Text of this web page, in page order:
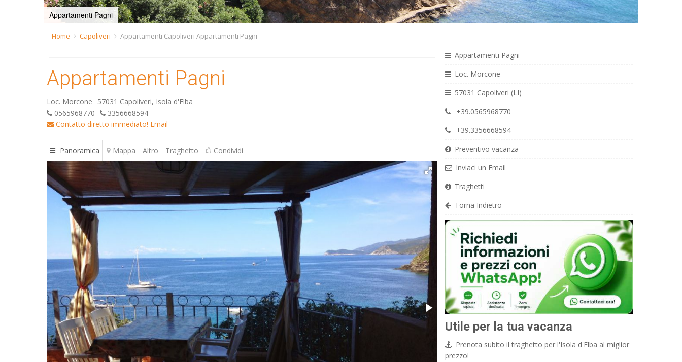
Appartamenti Pagni
Home Capoliveri Appartamenti Capoliveri Appartamenti Pagni
Appartamenti Pagni
Loc. Morcone
57031 Capoliveri, Isola d'Elba
0565968770
3356668594
Contatto diretto immediato! Email
Panoramica Mappa Altro Traghetto Condividi
Appartamenti Pagni
Loc. Morcone
57031 Capoliveri (LI)
+39.0565968770
+39.3356668594
Preventivo vacanza
Inviaci un Email
Traghetti
Torna Indietro
Utile per la tua vacanza
Prenota subito il traghetto per l'Isola d'Elba al miglior
prezzo!